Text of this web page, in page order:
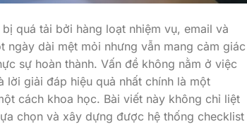
quá tải bởi hàng loạt nhiệm vụ, email và
ngày dài mệt mỏi nhưng vẫn mang cảm giác
sự hoàn thành. Vấn đề không nằm ở việc
lời giải đáp hiệu quả nhất chính là một
cách khoa học. Bài viết này không chỉ liệt
chọn và xây dựng được hệ thống checklist